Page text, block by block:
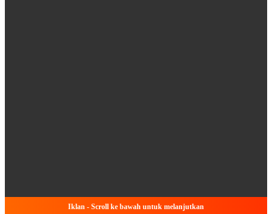
Iklan - Scroll ke bawah untuk melanjutkan